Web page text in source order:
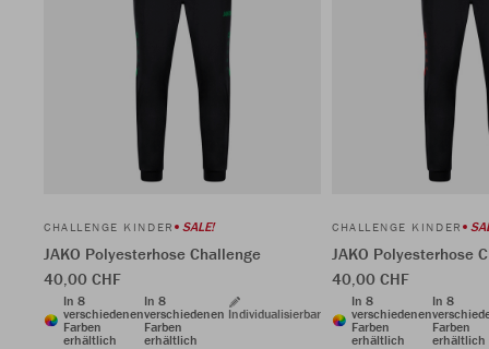
CHALLENGE KINDER SALE!
JAKO Polyesterhose Challenge
40,00 CHF
In 8
verschiedenen
Farben
erhältlich
In 8
verschiedenen
Farben
erhältlich
Individualisierbar
CHALLENGE KINDER
JAKO Polyesterhose
40,00 CHF
In 8
verschiedenen
Farben
erhältlich
In 8
Farben
erhältlich